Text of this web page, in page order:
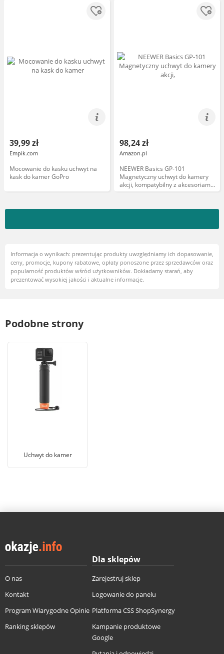
39,99 zł
Empik.com
Mocowanie do kasku uchwyt na
kask do kamer GoPro
98,24 zł
Amazon.pl
NEEWER Basics GP-101
Magnetyczny uchwyt do kamery
akcji, kompatybilny z akcesoriami
GoPro Insta360 DJI AKASO, silny
nagrywania wideo w samochodzie
Informacja o wynikach: prezentując produkty uwzględniamy ich dopasowanie,
ceny, promocje, kupony rabatowe, opłaty ponoszone przez sprzedawców oraz
popularność produktów wśród użytkowników. Dokładamy starań, aby
prezentować wysokiej jakości i aktualne informacje.
Podobne strony
Uchwyt do kamer
O nas
Kontakt
Program Wiarygodne Opinie
Ranking sklepów
Dla sklepów
Zarejestruj sklep
Logowanie do panelu
Platforma CSS ShopSynergy
Kampanie produktowe
Google